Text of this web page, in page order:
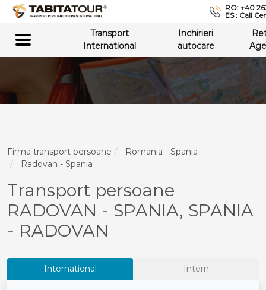
RO: +40
ES : Call
Transport
International
Inchirieri
autocare
Firma transport persoane
Romania - Spania
Radovan - Spania
Transport persoane
RADOVAN - SPANIA, SPANIA
- RADOVAN
International Intern